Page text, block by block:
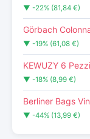
▼ -22% (81,84 €)
Görbach
▼ -19% (61,08 €)
KEWUZY 6
▼ -18% (8,99 €)
Berliner Bags
▼ -44% (13,99 €)